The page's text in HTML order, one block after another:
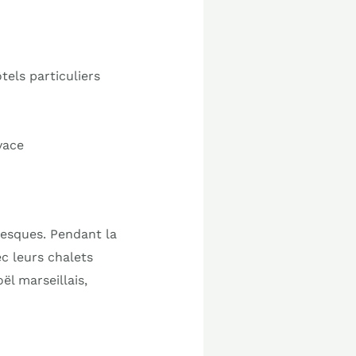
particuliers
Pendant la
leurs chalets
marseillais,